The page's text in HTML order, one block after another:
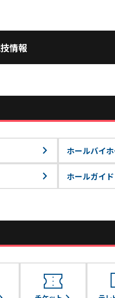
情報
ホールバイ
ホールガイド
confirmation_number